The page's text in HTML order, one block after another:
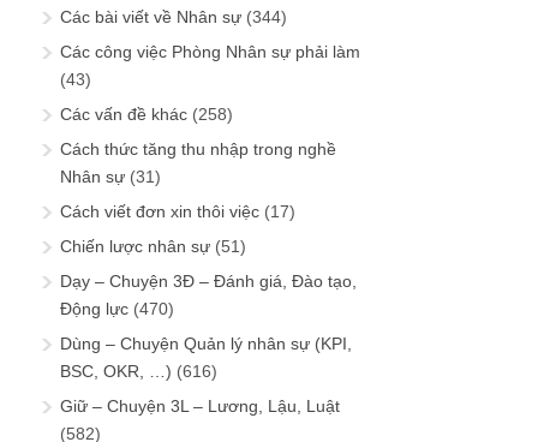
Các bài viết về Nhân sự (344)
Các công việc Phòng Nhân sự phải làm
(43)
Các vấn đề khác (258)
Cách thức tăng thu nhập trong nghề
Nhân sự (31)
Cách viết đơn xin thôi việc (17)
Chiến lược nhân sự (51)
Dạy – Chuyện 3Đ – Đánh giá, Đào tạo,
Động lực (470)
Dùng – Chuyện Quản lý nhân sự (KPI,
BSC, OKR, …) (616)
Giữ – Chuyện 3L – Lương, Lậu, Luật
(582)